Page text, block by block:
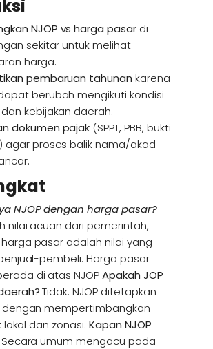
NJOP vs harga pasar di
sekitar untuk melihat
harga.
pembaruan tahunan karena
berubah mengikuti kondisi
kebijakan daerah.
dokumen pajak (SPPT, PBB, bukti
agar proses balik nama/akad
NJOP dengan harga pasar?
nilai acuan dari pemerintah,
pasar adalah nilai yang
pembeli. Harga pasar
di atas NJOPApakah JOP
Tidak. NJOP ditetapkan
dengan mempertimbangkan
lokal dan zonasi.Kapan NJOP
Secara umum mengacu pada